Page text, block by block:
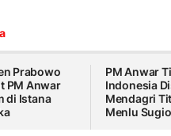
Prabowo
PM Anwar
di Istana
PM Anwar
Indonesia
Mendagri
Menlu